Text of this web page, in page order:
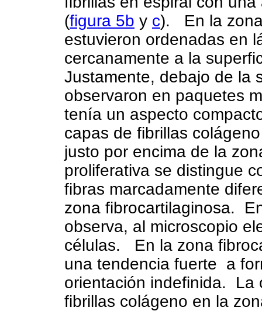
(figura 5b y c).
En la
estuvieron ordenadas en
cercanamente a la
Justamente, debajo de la
observaron en paquetes
tenía un aspecto
capas de fibrillas
justo por encima de la
proliferativa se distingue
fibras marcadamente
zona fibrocartilaginosa.
observa, al microscopio
células.
En la zona
una tendencia fuerte a
orientación indefinida.
La
fibrillas colágeno en la